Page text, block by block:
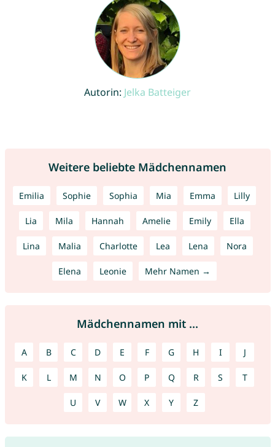
Autorin: Jelka Batteiger
Weitere beliebte Mädchennamen
Emilia Sophie Sophia Mia Emma Lilly
Lia Mila Hannah Amelie Emily Ella
Lina Malia Charlotte Lea Lena Nora
Elena Leonie Mehr Namen →
Mädchennamen mit ...
A B C D E F G H I J
K L M N O P Q R S T
U V W X Y Z